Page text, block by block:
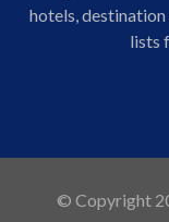
hotels,
lists
© Copyright